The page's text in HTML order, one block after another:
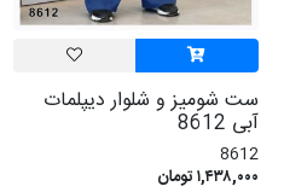
ست شومیز و شلوار دیپلمات
آبی 8612
8612
۱,۴۳۸,۰۰۰ تومان